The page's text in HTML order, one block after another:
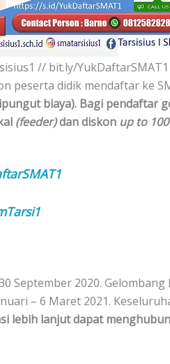
// bit.ly/YukDaftarSMAT1
peserta didik mendaftar ke
biaya). Bagi pendaftar
(feeder)dan diskon up to
September 2020.
– 6 Maret 2021.
lebih lanjut dapat